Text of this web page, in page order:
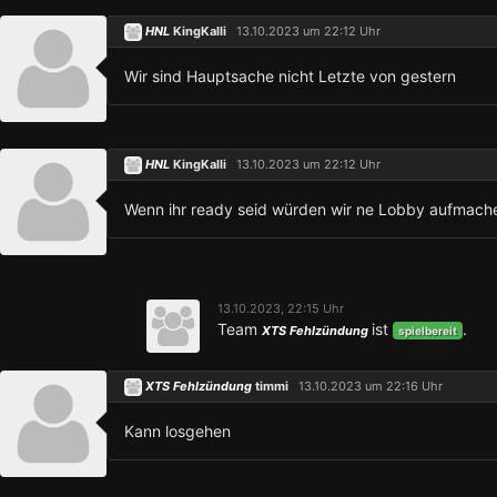
HNL KingKalli 13.10.2023 um 22:12 Uhr
Wir sind Hauptsache nicht Letzte von gestern
HNL KingKalli 13.10.2023 um 22:12 Uhr
Wenn ihr ready seid würden wir ne Lobby
13.10.2023, 22:15 Uhr
Team XTS Fehlzündung ist spielbereit .
XTS Fehlzündung timmi 13.10.2023 um 22:16 Uhr
Kann losgehen